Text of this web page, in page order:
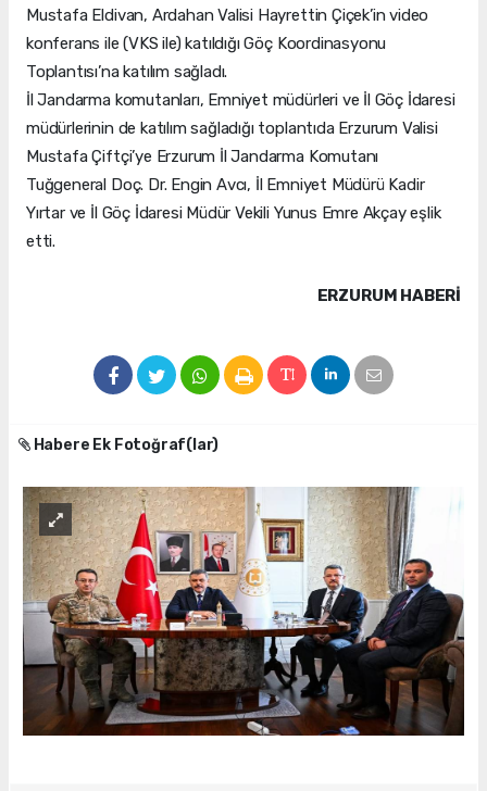
Mustafa Eldivan, Ardahan Valisi Hayrettin Çiçek’in video
konferans ile (VKS ile) katıldığı Göç Koordinasyonu
Toplantısı’na katılım sağladı.
İl Jandarma komutanları, Emniyet müdürleri ve İl Göç İdaresi
müdürlerinin de katılım sağladığı toplantıda Erzurum Valisi
Mustafa Çiftçi’ye Erzurum İl Jandarma Komutanı
Tuğgeneral Doç. Dr. Engin Avcı, İl Emniyet Müdürü Kadir
Yırtar ve İl Göç İdaresi Müdür Vekili Yunus Emre Akçay eşlik
etti.
ERZURUM HABERİ
Habere Ek Fotoğraf(lar)